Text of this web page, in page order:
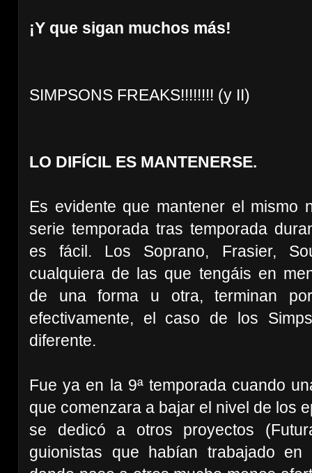
¡Y que sigan muchos más!
SIMPSONS FREAKS!!!!!!!! (y II)
LO DIFÍCIL ES MANTENERSE.
Es evidente que mantener el mismo
serie temporada tras temporada
es fácil. Los Soprano, Frasier,
cualquiera de las que tengáis en
de una forma u otra, terminan
efectivamente, el caso de los
diferente.
Fue ya en la 9ª temporada cuando
que comenzara a bajar el nivel de los
se dedicó a otros proyectos
guionistas que habían trabajado